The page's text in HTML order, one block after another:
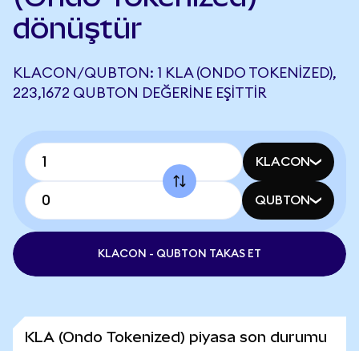
dönüştür
KLACON/QUBTON: 1 KLA (ONDO TOKENIZED),
223,1672 QUBTON DEĞERINE EŞITTIR
KLACON
QUBTON
KLACON - QUBTON TAKAS ET
KLA (Ondo Tokenized) piyasa son durumu